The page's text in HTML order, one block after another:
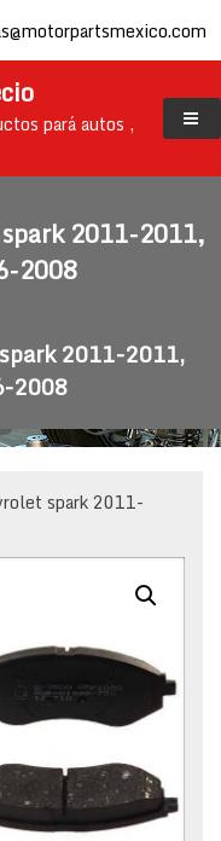
pará autos ,
2011-2011,
2008
2011-2011,
2008
spark 2011-